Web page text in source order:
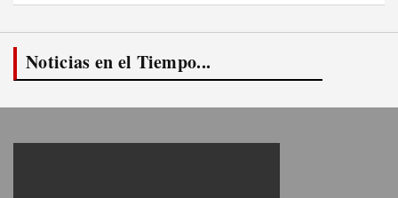
Noticias en el Tiempo...